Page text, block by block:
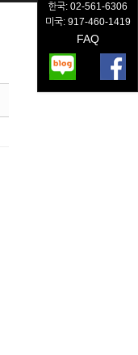
한국: 02-561-6306
미국: 917-460-1419
FAQ